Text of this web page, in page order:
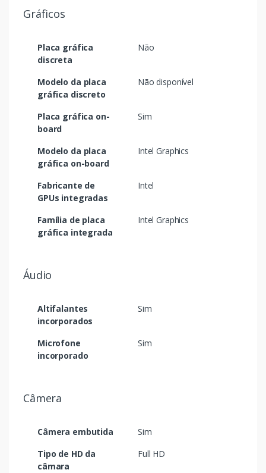
Gráficos
Placa gráfica
discreta
Não
Modelo da placa
gráfica discreto
Não disponível
Placa gráfica on-
board
Sim
Modelo da placa
gráfica on-board
Intel Graphics
Fabricante de
GPUs integradas
Intel
Família de placa
gráfica integrada
Intel Graphics
Áudio
Altifalantes
incorporados
Sim
Microfone
incorporado
Sim
Câmera
Câmera embutida
Sim
Tipo de HD da
câmara
Full HD